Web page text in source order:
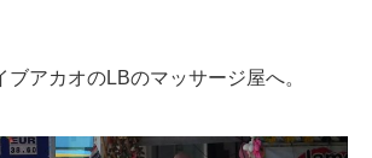
アカオのLBのマッサージ屋へ。